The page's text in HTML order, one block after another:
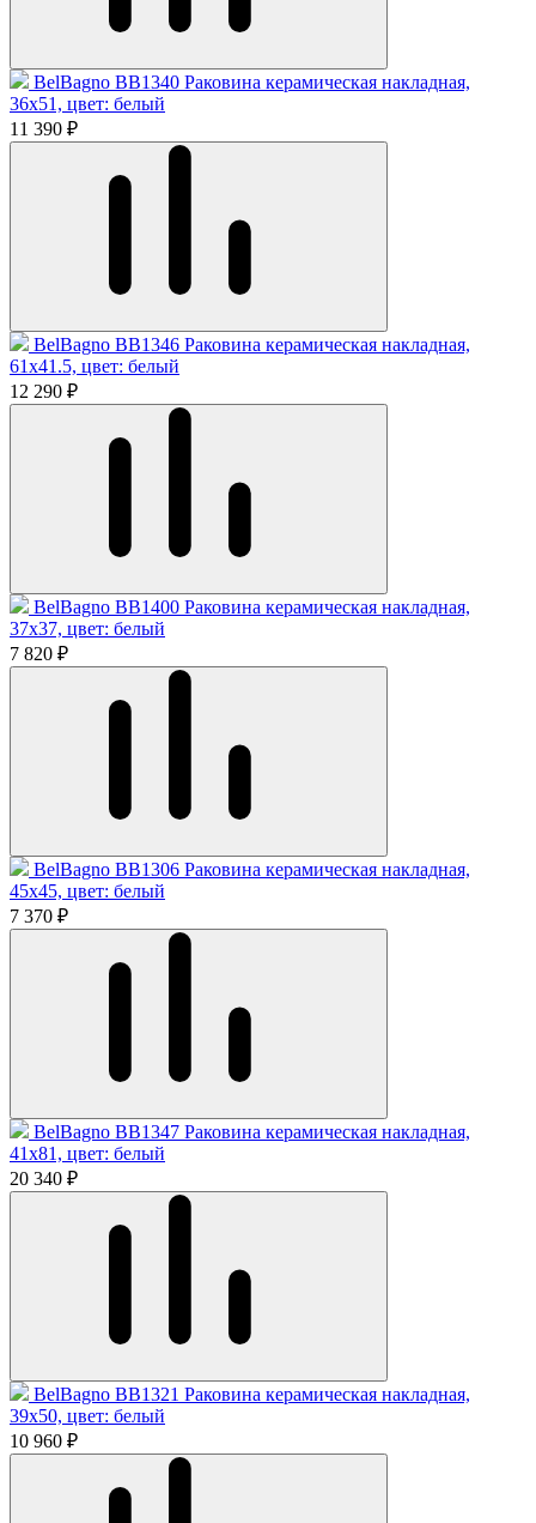
BelBagno BB1340 Раковина керамическая накладная,
36x51, цвет: белый
11 390 ₽
BelBagno BB1346 Раковина керамическая накладная,
61x41.5, цвет: белый
12 290 ₽
BelBagno BB1400 Раковина керамическая накладная,
37x37, цвет: белый
7 820 ₽
BelBagno BB1306 Раковина керамическая накладная,
45x45, цвет: белый
7 370 ₽
BelBagno BB1347 Раковина керамическая накладная,
41x81, цвет: белый
20 340 ₽
BelBagno BB1321 Раковина керамическая накладная,
39x50, цвет: белый
10 960 ₽